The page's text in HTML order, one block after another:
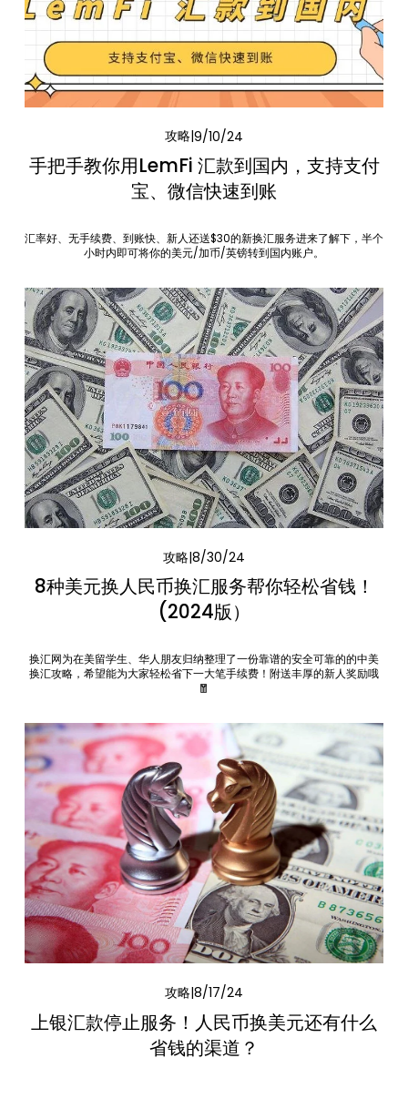
攻略 9/10/24
手把手教你用LemFi 汇款到国内，支持支付
宝、微信快速到账
汇率好、无手续费、到账快、新人还送$30的新换汇服务进来了解下，半个
小时内即可将你的美元/加币/英镑转到国内账户。
攻略 8/30/24
8种美元换人民币换汇服务帮你轻松省钱！
(2024版）
换汇网为在美留学生、华人朋友归纳整理了一份靠谱的安全可靠的的中美
换汇攻略，希望能为大家轻松省下一大笔手续费！附送丰厚的新人奖励哦
🧧
攻略 8/17/24
上银汇款停止服务！人民币换美元还有什么
省钱的渠道？